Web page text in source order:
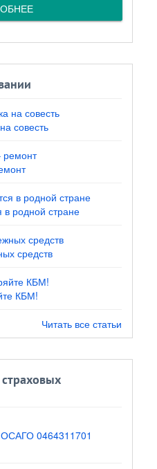
совесть
в родной стране
средств
КБМ!
Читать все статьи
0464311701